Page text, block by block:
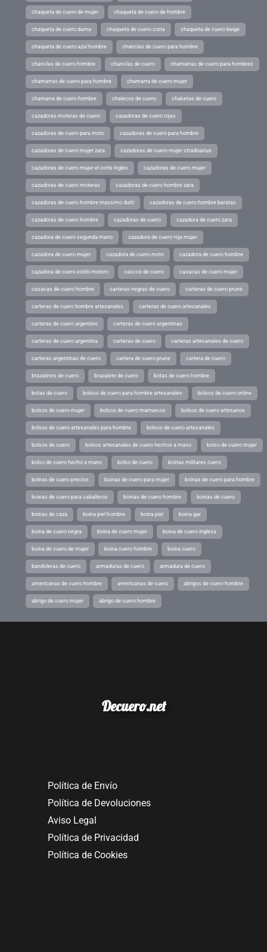
chaqueta de cuero de mujer chaqueta de cuero de hombre
chaqueta de cuero dama chaqueta de cuero corta chaqueta de cuero beige
chaqueta de cuero azul hombre chanclas de cuero para hombre
chanclas de cuero hombre chanclas de cuero chamarras de cuero para hombres
chamarras de cuero para hombre chamarra de cuero mujer
chamarra de cuero hombre chalecos de cuero chaketas de cuero
cazadoras moteras de cuero cazadoras de cuero rojas
cazadoras de cuero para moto cazadoras de cuero para hombre
cazadoras de cuero mujer zara cazadoras de cuero mujer stradivarius
cazadoras de cuero mujer el corte ingles cazadoras de cuero mujer
cazadoras de cuero moteras cazadoras de cuero hombre zara
cazadoras de cuero hombre massimo dutti cazadoras de cuero hombre baratas
cazadoras de cuero hombre cazadoras de cuero cazadora de cuero zara
cazadora de cuero segunda mano cazadora de cuero roja mujer
cazadora de cuero mujer cazadora de cuero moto cazadora de cuero hombre
cazadora de cuero estilo motero cascos de cuero casacas de cuero mujer
casacas de cuero hombre carteras negras de cuero carteras de cuero prune
carteras de cuero hombre artesanales carteras de cuero artesanales
carteras de cuero argentino carteras de cuero argentinas
carteras de cuero argentina carteras de cuero carteras artesanales de cuero
carteras argentinas de cuero cartera de cuero prune cartera de cuero
brazaletes de cuero brazalete de cuero botas de cuero hombre
botas de cuero bolsos de cuero para hombre artesanales bolsos de cuero online
bolsos de cuero mujer bolsos de cuero marruecos bolsos de cuero artesanos
bolsos de cuero artesanales para hombre bolsos de cuero artesanales
bolsos de cuero bolsos artesanales de cuero hechos a mano bolso de cuero mujer
bolso de cuero hecho a mano bolso de cuero boinas militares cuero
boinas de cuero precios boinas de cuero para mujer boinas de cuero para hombre
boinas de cuero para caballeros boinas de cuero hombre boinas de cuero
boinas de caza boina piel hombre boina piel boina gar
boina de cuero negra boina de cuero mujer boina de cuero inglesa
boina de cuero de mujer boina cuero hombre boina cuero
bandoleras de cuero armaduras de cuero armadura de cuero
americanas de cuero hombre americanas de cuero abrigos de cuero hombre
abrigo de cuero mujer abrigo de cuero hombre
Decuero.net
Política de Envío
Política de Devoluciones
Aviso Legal
Política de Privacidad
Política de Cookies